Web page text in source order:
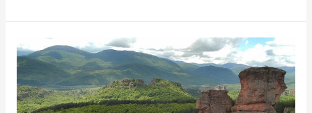
и
Савина
испосница